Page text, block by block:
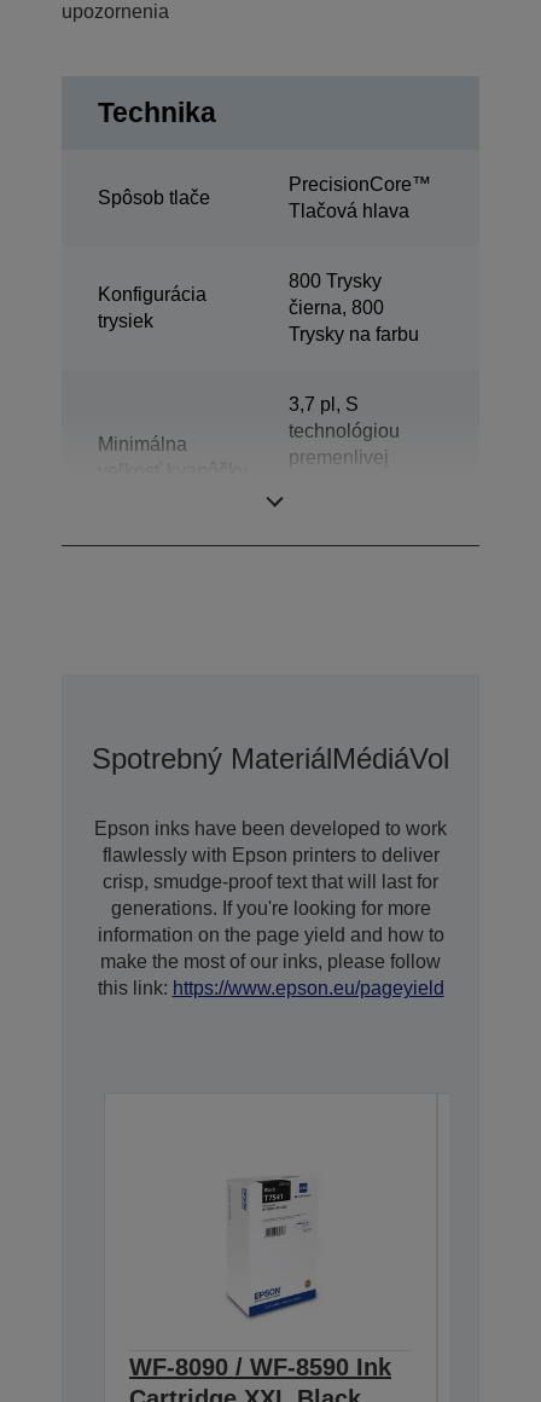
upozornenia
Technika
Spôsob tlače
PrecisionCore™
Tlačová hlava
Konfigurácia
trysiek
800 Trysky
čierna, 800
Trysky na farbu
Minimálna
3,7 pl, S
technológiou
premenlivej
Spotrebný MateriálMédiáVoliteľné
Epson inks have been developed to work
flawlessly with Epson printers to deliver
crisp, smudge-proof text that will last for
generations. If you're looking for more
information on the page yield and how to
make the most of our inks, please follow
this link: https://www.epson.eu/pageyield
WF-8090 / WF-8590 Ink